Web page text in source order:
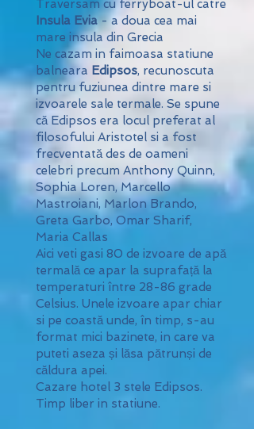
Traversam cu ferryboat-ul catre
Insula Evia- a doua cea mai
mare insula din Grecia
Ne cazam in faimoasa statiune
balneara Edipsos, recunoscuta
pentru fuziunea dintre mare si
izvoarele sale termale. Se spune
că Edipsos era locul preferat al
filosofului Aristotel si a fost
frecventată des de oameni
celebri precum Anthony Quinn,
Sophia Loren, Marcello
Mastroiani, Marlon Brando,
Greta Garbo, Omar Sharif,
Maria Callas
Aici veti gasi 80 de izvoare de apă
termală ce apar la suprafață la
temperaturi între 28-86 grade
Celsius. Unele izvoare apar chiar
si pe coastă unde, în timp, s-au
format mici bazinete, in care va
puteti aseza și lăsa pătrunși de
căldura apei.
Cazare hotel 3 stele Edipsos.
Timp liber in statiune.